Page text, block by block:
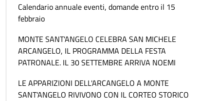
Calendario annuale eventi, domande entro il 15
febbraio
MONTE SANT'ANGELO CELEBRA SAN MICHELE
ARCANGELO, IL PROGRAMMA DELLA FESTA
PATRONALE. IL 30 SETTEMBRE ARRIVA NOEMI
LE APPARIZIONI DELL'ARCANGELO A MONTE
SANT'ANGELO RIVIVONO CON IL CORTEO STORICO